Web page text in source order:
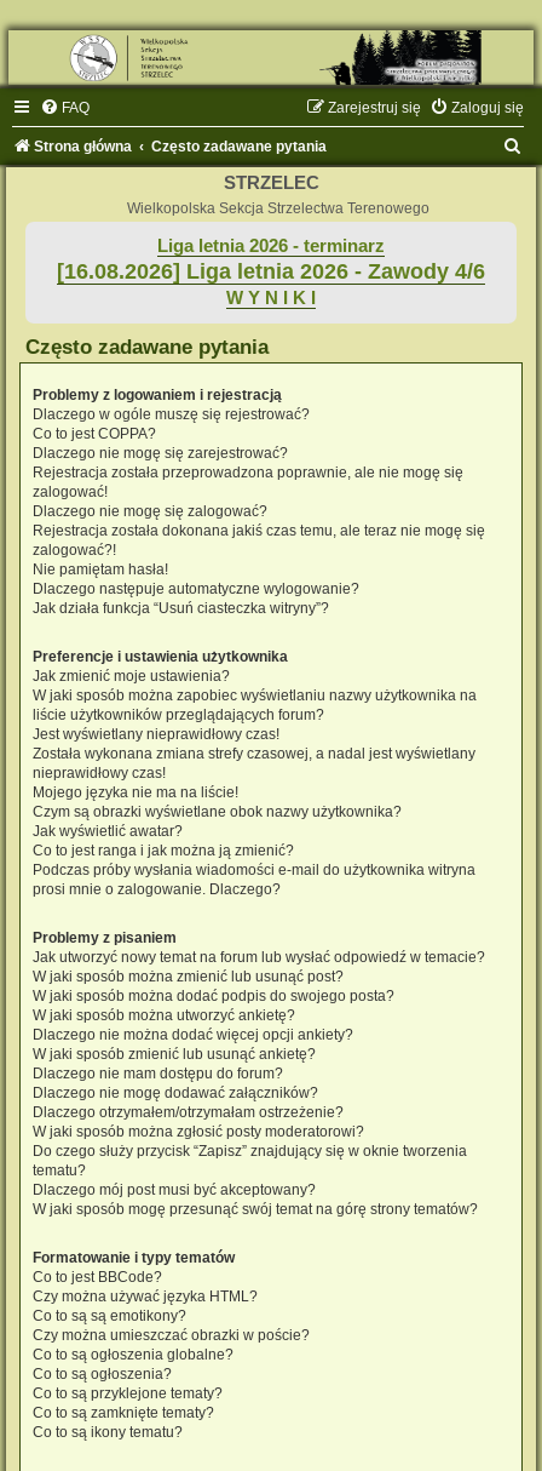
FAQ Zaloguj się
Zarejestruj się
Strona główna Często zadawane pytania
STRZELEC
Wielkopolska Sekcja Strzelectwa Terenowego
Liga letnia 2026 - terminarz
[16.08.2026] Liga letnia 2026 - Zawody 4/6
W Y N I K I
Często zadawane pytania
Problemy z logowaniem i rejestracją
Dlaczego w ogóle muszę się rejestrować?
Co to jest COPPA?
Dlaczego nie mogę się zarejestrować?
Rejestracja została przeprowadzona poprawnie, ale nie mogę się
zalogować!
Dlaczego nie mogę się zalogować?
Rejestracja została dokonana jakiś czas temu, ale teraz nie mogę się
zalogować?!
Nie pamiętam hasła!
Dlaczego następuje automatyczne wylogowanie?
Jak działa funkcja “Usuń ciasteczka witryny”?
Preferencje i ustawienia użytkownika
Jak zmienić moje ustawienia?
W jaki sposób można zapobiec wyświetlaniu nazwy użytkownika na
liście użytkowników przeglądających forum?
Jest wyświetlany nieprawidłowy czas!
Została wykonana zmiana strefy czasowej, a nadal jest wyświetlany
nieprawidłowy czas!
Mojego języka nie ma na liście!
Czym są obrazki wyświetlane obok nazwy użytkownika?
Jak wyświetlić awatar?
Co to jest ranga i jak można ją zmienić?
Podczas próby wysłania wiadomości e-mail do użytkownika witryna
prosi mnie o zalogowanie. Dlaczego?
Problemy z pisaniem
Jak utworzyć nowy temat na forum lub wysłać odpowiedź w temacie?
W jaki sposób można zmienić lub usunąć post?
W jaki sposób można dodać podpis do swojego posta?
W jaki sposób można utworzyć ankietę?
Dlaczego nie można dodać więcej opcji ankiety?
W jaki sposób zmienić lub usunąć ankietę?
Dlaczego nie mam dostępu do forum?
Dlaczego nie mogę dodawać załączników?
Dlaczego otrzymałem/otrzymałam ostrzeżenie?
W jaki sposób można zgłosić posty moderatorowi?
Do czego służy przycisk “Zapisz” znajdujący się w oknie tworzenia
tematu?
Dlaczego mój post musi być akceptowany?
W jaki sposób mogę przesunąć swój temat na górę strony tematów?
Formatowanie i typy tematów
Co to jest BBCode?
Czy można używać języka HTML?
Co to są są emotikony?
Czy można umieszczać obrazki w poście?
Co to są ogłoszenia globalne?
Co to są ogłoszenia?
Co to są przyklejone tematy?
Co to są zamknięte tematy?
Co to są ikony tematu?